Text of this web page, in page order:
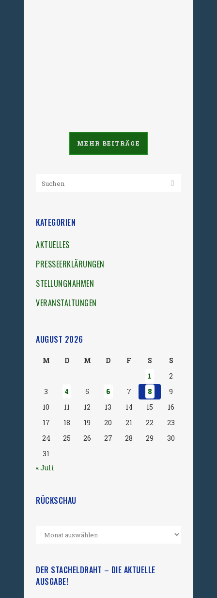
MEHR BEITRÄGE
KATEGORIEN
AKTUELLES
PRESSEERKLÄRUNGEN
STELLUNGNAHMEN
VERANSTALTUNGEN
AUGUST 2026
M D M D F S
S
1
2
3
4 5 6 7 8
9
10
11 12 13 14 15
16
17
18 19 20 21 22
23
24
25 26 27 28 29
30
31
« Juli
RÜCKSCHAU
DER STACHELDRAHT – DIE AKTUELLE
AUSGABE!